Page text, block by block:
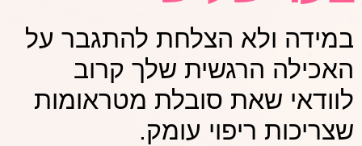
במידה ולא הצלחת להתגבר על
האכילה הרגשית שלך קרוב
לוודאי שאת סובלת מטראומות
שצריכות ריפוי עומק.